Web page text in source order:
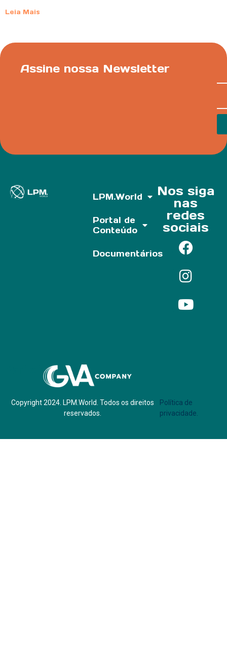
Leia Mais
Assine nossa Newsletter
LPM.World
Portal de
Conteúdo
Documentários
Nos siga
nas
redes
sociais
Copyright 2024. LPM.World. Todos os direitos
reservados.
Política de
privacidade.